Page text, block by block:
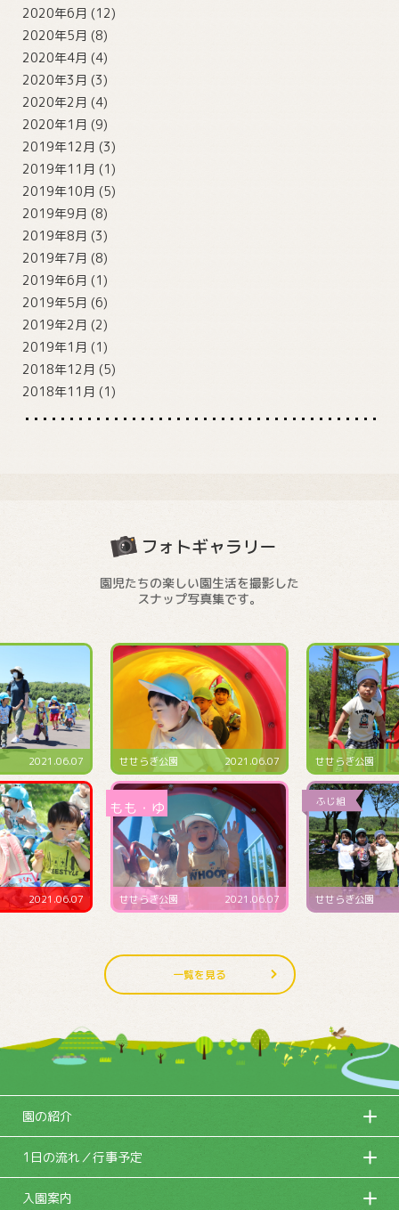
2020年6月 (12)
2020年5月 (8)
2020年4月 (4)
2020年3月 (3)
2020年2月 (4)
2020年1月 (9)
2019年12月 (3)
2019年11月 (1)
2019年10月 (5)
2019年9月 (8)
2019年8月 (3)
2019年7月 (8)
2019年6月 (1)
2019年5月 (6)
2019年2月 (2)
2019年1月 (1)
2018年12月 (5)
2018年11月 (1)
フォトギャラリー
園児たちの楽しい園生活を撮影した
スナップ写真集です。
2021.06.07
2021.06.07
せせらぎ公園 2021.06.07
せせらぎ公園 2021.06.07
せせらぎ公園
せせらぎ公園
一覧を見る
園の紹介
1日の流れ／行事予定
入園案内